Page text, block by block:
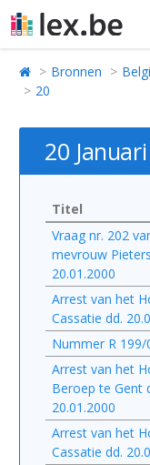
Bronnen
20
20
Titel
Vraag nr. 202
mevrouw
20.01.2000
Arrest van het
Cassatie dd.
Nummer R 199/
Arrest van het
Beroep te Gent
20.01.2000
Arrest van het
Cassatie dd.